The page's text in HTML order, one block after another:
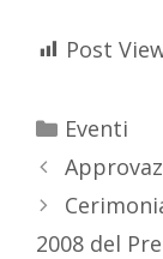
Post
Eventi
2008 del